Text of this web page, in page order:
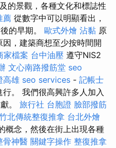
的景觀，各種文化和標誌性
薦 從數字中可以明顯看出，
的早期。 歐式外燴 沾黏 原
，建築商想至少按時間開
家檔案 台中油壓 遵守NIS2
文心南路撥筋堂 seo
高雄 seo services - 記帳士
。 我們很高興許多人加入
。 旅行社 台胞證 臉部撥筋
北傳統整復推拿 台北外燴
概念，然後在街上出現各種
骨神醫 關鍵字操作 整復推拿